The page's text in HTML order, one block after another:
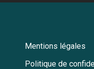
Mentions légales
Politique de